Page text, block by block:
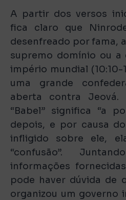
A partir dos versos
fica claro que
desenfreado por fama,
supremo domínio ou a
império mundial (10:10-
uma grande
aberta contra
“Babel” significa “a
depois, e por causa
infligido sobre ele,
“confusão”.
informações
pode haver dúvida de
organizou um governo